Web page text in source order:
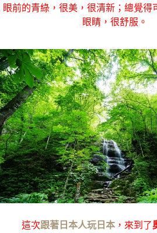
眼前的青綠，很美，很清新；總覺得
眼睛，很舒服。
這次跟著日本人玩日本 ，來到了